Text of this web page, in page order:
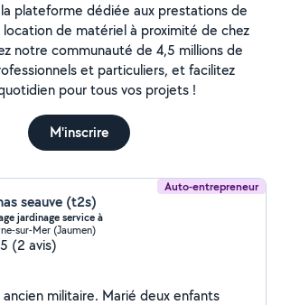
plateforme dédiée aux prestations de
de matériel à proximité de chez
notre communauté de 4,5 millions de
et particuliers, et facilitez
pour tous vos projets !
M'inscrire
Auto-entrepreneur
seauve (t2s)
jardinage service à
sur-Mer (Jaumen)
(2 avis)
militaire. Marié deux enfants